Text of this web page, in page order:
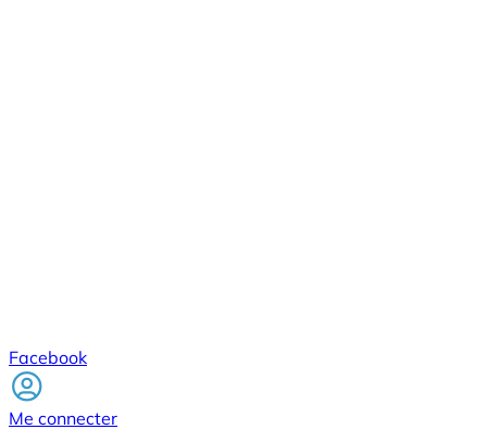
Facebook
Me connecter